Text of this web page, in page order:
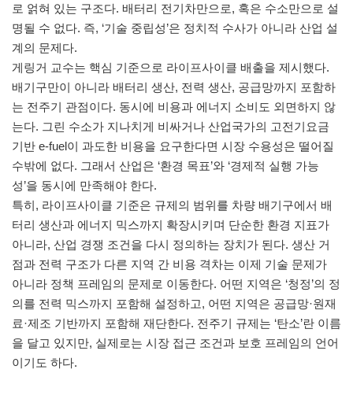
로 얽혀 있는 구조다. 배터리 전기차만으로, 혹은 수소만으로 설
명될 수 없다. 즉, ‘기술 중립성’은 정치적 수사가 아니라 산업 설
계의 문제다.
게링거 교수는 핵심 기준으로 라이프사이클 배출을 제시했다.
배기구만이 아니라 배터리 생산, 전력 생산, 공급망까지 포함하
는 전주기 관점이다. 동시에 비용과 에너지 소비도 외면하지 않
는다. 그린 수소가 지나치게 비싸거나 산업국가의 고전기요금
기반 e-fuel이 과도한 비용을 요구한다면 시장 수용성은 떨어질
수밖에 없다. 그래서 산업은 ‘환경 목표’와 ‘경제적 실행 가능
성’을 동시에 만족해야 한다.
특히, 라이프사이클 기준은 규제의 범위를 차량 배기구에서 배
터리 생산과 에너지 믹스까지 확장시키며 단순한 환경 지표가
아니라, 산업 경쟁 조건을 다시 정의하는 장치가 된다. 생산 거
점과 전력 구조가 다른 지역 간 비용 격차는 이제 기술 문제가
아니라 정책 프레임의 문제로 이동한다. 어떤 지역은 ‘청정’의 정
의를 전력 믹스까지 포함해 설정하고, 어떤 지역은 공급망·원재
료·제조 기반까지 포함해 재단한다. 전주기 규제는 ‘탄소’란 이름
을 달고 있지만, 실제로는 시장 접근 조건과 보호 프레임의 언어
이기도 하다.